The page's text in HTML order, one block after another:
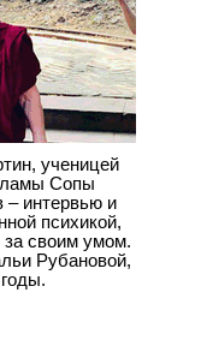
ученицей
ламы Сопы
– интервью и
психикой,
за своим умом.
Рубановой,